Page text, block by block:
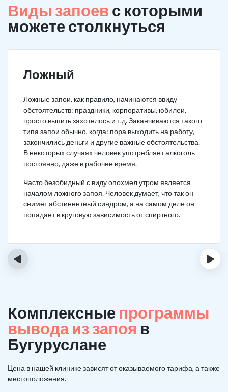
Виды запоев с которыми
можете столкнуться
Ложный
Ложные запои, как правило, начинаются ввиду
обстоятельств: праздники, корпоративы, юбилеи,
просто выпить захотелось и т.д. Заканчиваются такого
типа запои обычно, когда: пора выходить на работу,
закончились деньги и другие важные обстоятельства.
В некоторых случаях человек употребляет алкоголь
постоянно, даже в рабочее время.
Часто безобидный с виду опохмел утром является
началом ложного запоя. Человек думает, что так он
снимет абстинентный синдром, а на самом деле он
попадает в круговую зависимость от спиртного.
‹ ›
Комплексные программы
вывода из запоя в
Бугуруслане
Цена в нашей клинике зависят от оказываемого тарифа, а также
местоположения.